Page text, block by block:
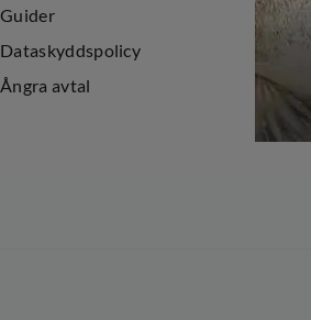
Guider
Dataskyddspolicy
Ångra avtal